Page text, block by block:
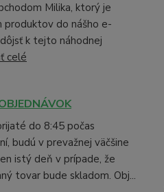
Milika, ktorý je
produktov do nášho e-
k tejto náhodnej
celé
do 8:45 počas
budú v prevažnej väčšine
istý deň v prípade, že
tovar bude skladom. Obj...